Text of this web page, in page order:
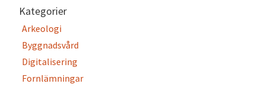
Kategorier
Arkeologi
Byggnadsvård
Digitalisering
Fornlämningar